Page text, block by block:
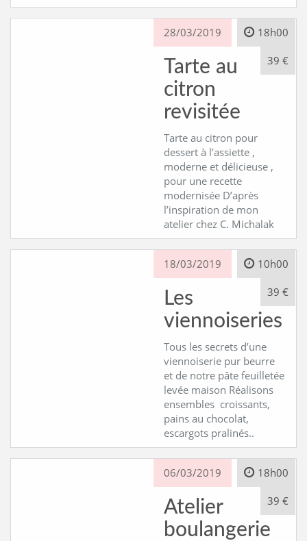
28/03/2019 18h00
39 €
Tarte au
citron
revisitée
Tarte au citron pour
dessert à l’assiette ,
moderne et délicieuse ,
pour une recette
modernisée D’après
l’inspiration de mon
atelier chez C. Michalak
18/03/2019 10h00
39 €
Les
viennoiseries
Tous les secrets d’une
viennoiserie pur beurre
et de notre pâte feuilletée
levée maison Réalisons
ensembles croissants,
pains au chocolat,
escargots pralinés..
06/03/2019 18h00
39 €
Atelier
boulangerie